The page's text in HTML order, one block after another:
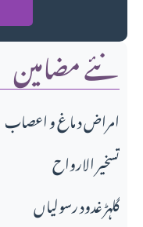
نئے مضامین
امراض د ماغ و اعصاب
تسخير الارواح
گلہڑ غدود رسولیاں